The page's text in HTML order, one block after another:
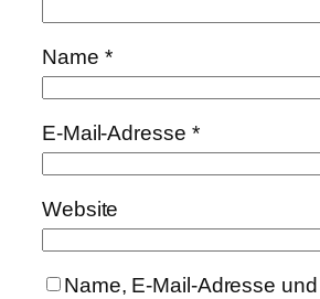
Name *
E-Mail-Adresse *
Website
Name, E-Mail-Adresse